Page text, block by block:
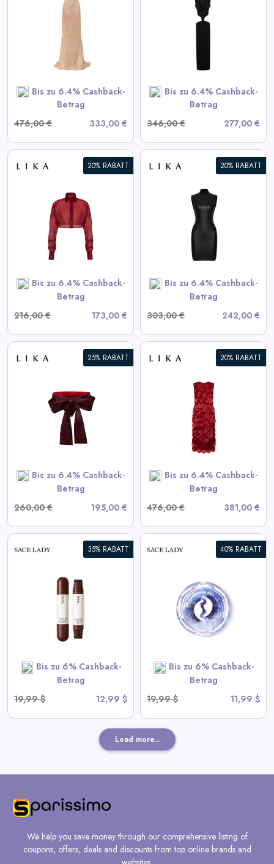
Bis zu 6.4% Cashback-
Betrag
476,00 €
333,00 €
Bis zu 6.4% Cashback-
Betrag
346,00 €
277,00 €
Schwarzes Kleid mit
Taillenausschnitten
View All LIKA Deals
SHOP NOW
20% RABATT
Bis zu 6.4% Cashback-
Betrag
216,00 €
173,00 €
20% RABATT
Bis zu 6.4% Cashback-
Betrag
303,00 €
242,00 €
Schwarzes strukturiertes Mini-
View All LIKA Deals
SHOP NOW
25% RABATT
Bis zu 6.4% Cashback-
Betrag
260,00 €
195,00 €
20% RABATT
Bis zu 6.4% Cashback-
Betrag
476,00 €
381,00 €
Bordeaux Kleid mit
voluminösen Elementen
View All LIKA Deals
SHOP NOW
35% RABATT
Bis zu 6% Cashback-
Betrag
19,99 $
12,99 $
40% RABATT
Bis zu 6% Cashback-
Betrag
19,99 $
11,99 $
Selbstklebende Wimpern
View All Sace Lady Deals
SHOP NOW
Load more...
We help you save money through our comprehensive listing of
coupons, offers, deals and discounts from top online brands and